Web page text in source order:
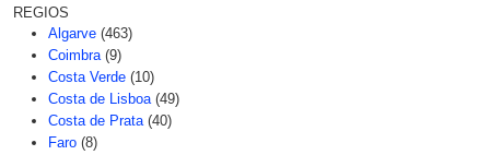
REGIOS
Algarve (463)
Coimbra (9)
Costa Verde (10)
Costa de Lisboa (49)
Costa de Prata (40)
Faro (8)